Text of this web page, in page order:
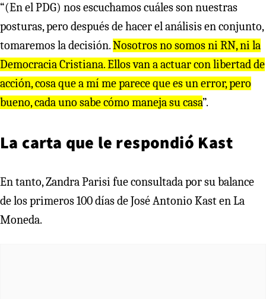
“(En el PDG) nos escuchamos cuáles son nuestras
posturas, pero después de hacer el análisis en conjunto,
tomaremos la decisión.Nosotros no somos ni RN, ni la
Democracia Cristiana. Ellos van a actuar con libertad de
acción, cosa que a mí me parece que es un error, pero
bueno, cada uno sabe cómo maneja su casa”.
La carta que le respondió Kast
En tanto, Zandra Parisi fue consultada por su balance
de los primeros 100 días de José Antonio Kast en La
Moneda.